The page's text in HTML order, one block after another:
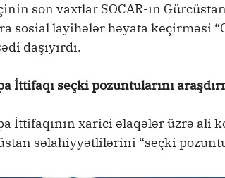
son vaxtlar SOCAR-ın
sosial layihələr həyata keçirməsi
daşıyırdı.
İttifaqı seçki pozuntularını
İttifaqının xarici əlaqələr üzrə ali
səlahiyyətlilərini “seçki